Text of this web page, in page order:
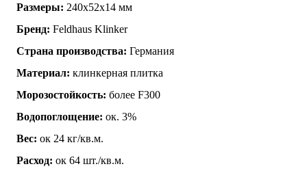
Размеры: 240x52x14 мм
Бренд: Feldhaus Klinker
Страна производства: Германия
Материал: клинкерная плитка
Морозостойкость: более F300
Водопоглощение: ок. 3%
Вес: ок 24 кг/кв.м.
Расход: ок 64 шт./кв.м.